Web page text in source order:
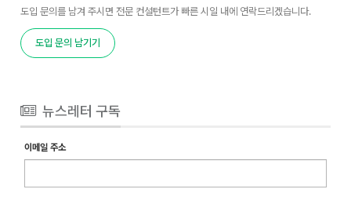
도입 문의를 남겨 주시면 전문 컨설턴트가 빠른 시일 내에 연락드리겠습니다.
도입 문의 남기기
뉴스레터 구독
이메일 주소